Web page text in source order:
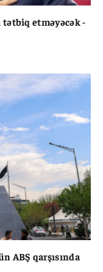
tətbiq etməyəcək -
ABŞ qarşısında